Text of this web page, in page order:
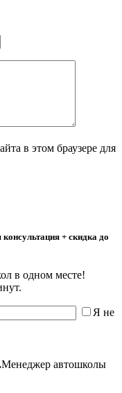
в этом браузере для
+ скидка до
в одном месте!
Я не
Менеджер автошколы